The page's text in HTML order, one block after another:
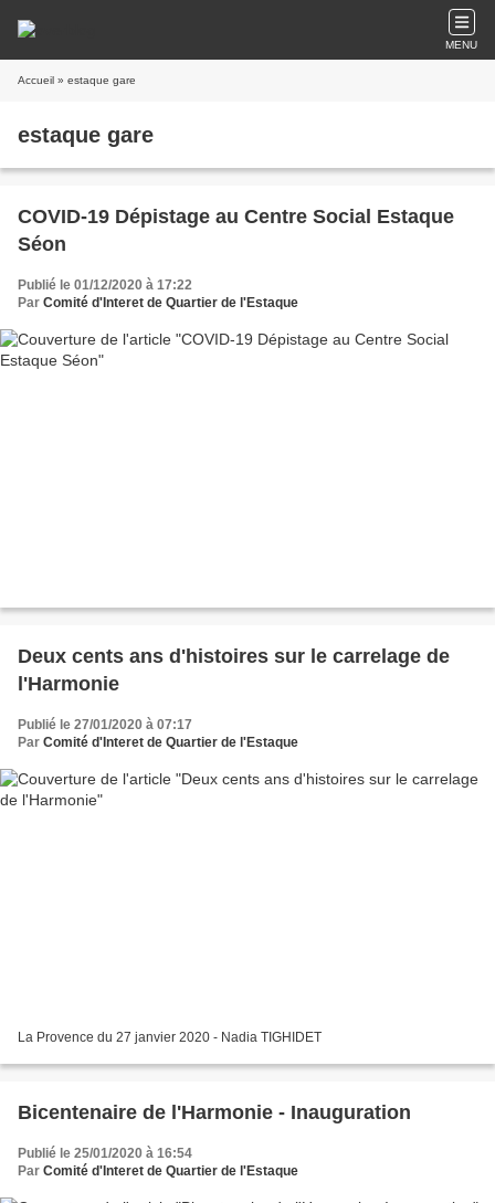
MENU
Accueil » estaque gare
estaque gare
COVID-19 Dépistage au Centre Social Estaque
Séon
Publié le 01/12/2020 à 17:22
Par Comité d'Interet de Quartier de l'Estaque
Deux cents ans d'histoires sur le carrelage de
l'Harmonie
Publié le 27/01/2020 à 07:17
Par Comité d'Interet de Quartier de l'Estaque
La Provence du 27 janvier 2020 - Nadia TIGHIDET
Bicentenaire de l'Harmonie - Inauguration
Publié le 25/01/2020 à 16:54
Par Comité d'Interet de Quartier de l'Estaque